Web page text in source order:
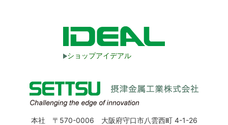
ショップアイデアル
本社 〒570-0006 大阪府守口市八雲西町 4-1-26